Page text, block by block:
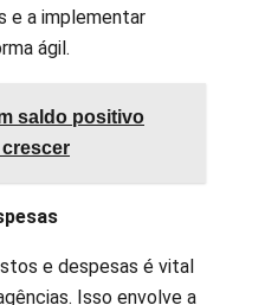
e a implementar
ágil.
saldo positivo
e despesas é vital
Isso envolve a